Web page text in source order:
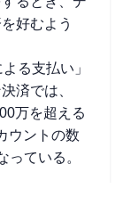
好むよう
る支払い」
済では、
万を超える
ウントの数
っている。